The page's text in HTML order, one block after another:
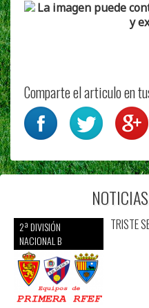
Comparte el articulo en
2ª DIVISIÓN
NACIONAL B
TRISTE